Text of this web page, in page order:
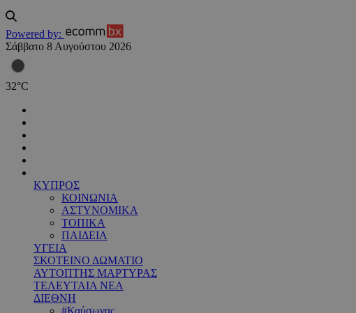
Powered by:
Σάββατο 8 Αυγούστου 2026
32°C
ΚΥΠΡΟΣ
ΚΟΙΝΩΝΙΑ
ΑΣΤΥΝΟΜΙΚΑ
ΤΟΠΙΚΑ
ΠΑΙΔΕΙΑ
ΥΓΕΙΑ
ΣΚΟΤΕΙΝΟ ΔΩΜΑΤΙΟ
ΑΥΤΟΠΤΗΣ ΜΑΡΤΥΡΑΣ
ΤΕΛΕΥΤΑΙΑ ΝΕΑ
ΔΙΕΘΝΗ